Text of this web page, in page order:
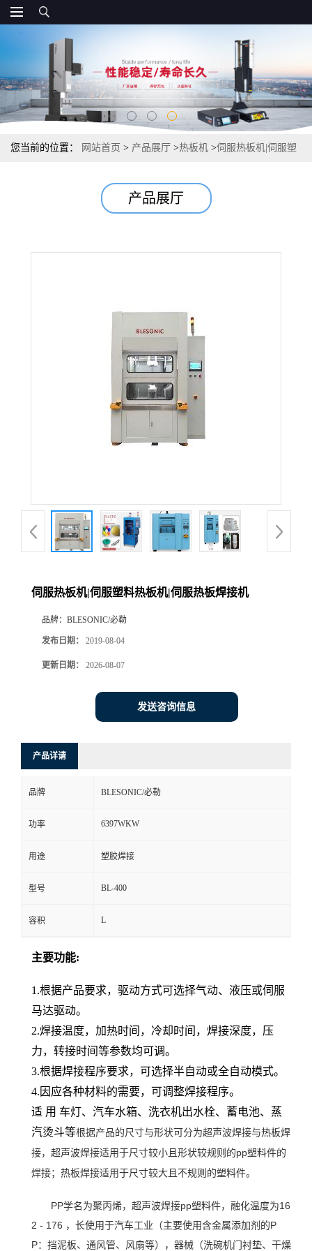
您当前的位置： 网站首页 > 产品展厅 >热板机 >伺服热板机|伺服塑
产品展厅
伺服热板机|伺服塑料热板机|伺服热板焊接机
品牌： BLESONIC/必勒
发布日期： 2019-08-04
更新日期： 2026-08-07
发送咨询信息
产品详请
品牌 BLESONIC/必勒
功率 6397WKW
用途 塑胶焊接
型号 BL-400
容积 L
主要功能:
1.根据产品要求，驱动方式可选择气动、液压或伺服
马达驱动。
2.焊接温度，加热时间，冷却时间，焊接深度，压
力，转接时间等参数均可调。
3.根据焊接程序要求，可选择半自动或全自动模式。
4.因应各种材料的需要，可调整焊接程序。
适 用 车灯、汽车水箱、洗衣机出水栓、蓄电池、蒸
汽烫斗等根据产品的尺寸与形状可分为超声波焊接与热板焊
接，超声波焊接适用于尺寸较小且形状较规则的pp塑料件的
焊接；热板焊接适用于尺寸较大且不规则的塑料件。
PP学名为聚丙烯，超声波焊接pp塑料件，融化温度为16
2 - 176 ，长使用于汽车工业（主要使用含金属添加剂的P
P：挡泥板、通风管、风扇等），器械（洗碗机门衬垫、干燥